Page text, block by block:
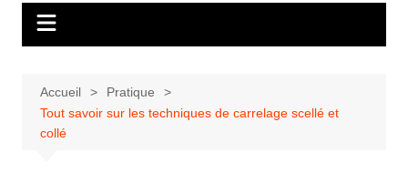
Accueil
Pratique
Tout savoir sur les techniques de carrelage scellé et
collé